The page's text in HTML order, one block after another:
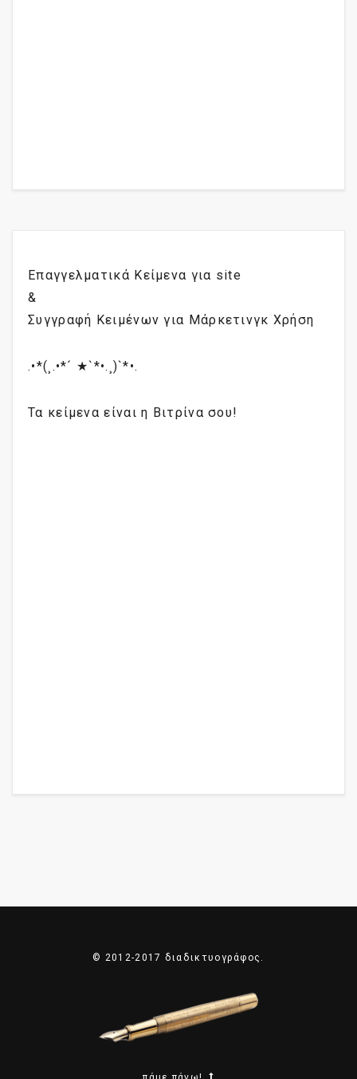
Επαγγελματικά Κείμενα για site
&
Συγγραφή Κειμένων για Μάρκετινγκ Χρήση
.•*(¸.•*´ ★`*•.¸)`*•.
Τα κείμενα είναι η Βιτρίνα σου!
© 2012-2017 διαδικτυογράφος.